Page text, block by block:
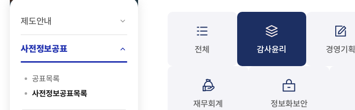
제도안내
사전정보공표
공표목록
사전정보공표목록
전체 감사윤리 경영기획
재무회계 정보화보안